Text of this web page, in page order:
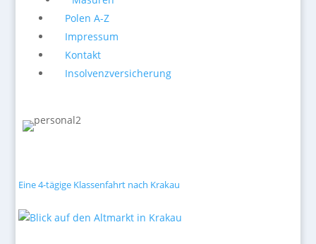
Polen A-Z
Impressum
Kontakt
Insolvenzversicherung
Eine 4-tägige Klassenfahrt nach Krakau